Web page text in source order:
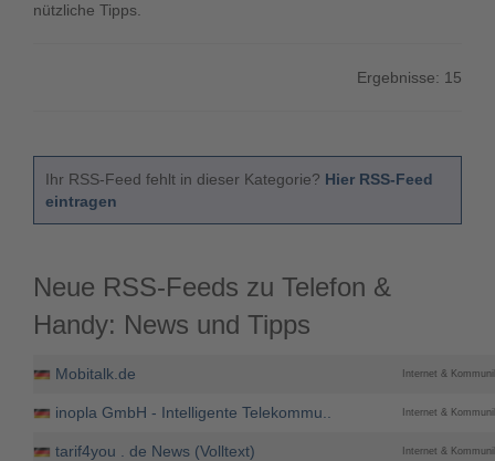
nützliche Tipps.
Ergebnisse: 15
Ihr RSS-Feed fehlt in dieser Kategorie? Hier RSS-Feed
eintragen
Neue RSS-Feeds zu Telefon &
Handy: News und Tipps
Mobitalk.de Internet &
inopla GmbH - Intelligente Telekommu.. Internet &
tarif4you . de News (Volltext) Internet &